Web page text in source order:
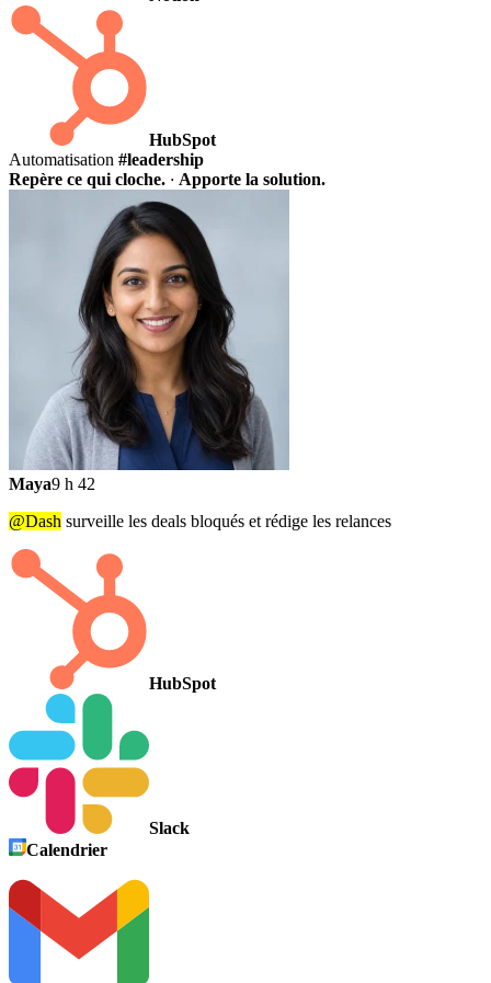
HubSpot
Automatisation #leadership
Repère ce qui cloche. · Apporte la solution.
Maya9 h 42
@Dash surveille les deals bloqués et rédige les relances
HubSpot
Slack
Calendrier